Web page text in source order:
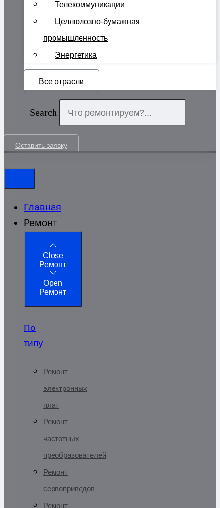
Телекоммуникации
Целлюлозно-бумажная
промышленность
Энергетика
Все отрасли
Search
Оставить заявку
Главная
Ремонт
Close
Ремонт
Open
Ремонт
По
типу
Ремонт
электронных
плат
Ремонт
частотных
преобразователей
Ремонт
сервоприводов
Ремонт